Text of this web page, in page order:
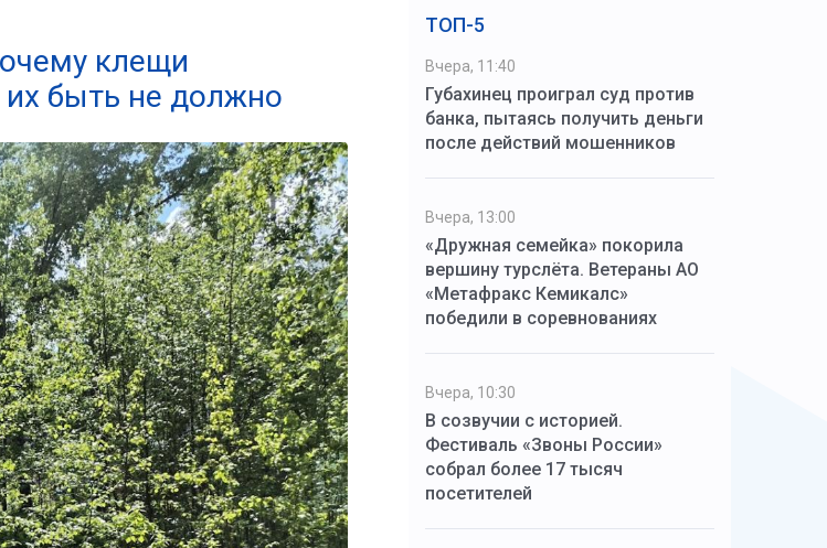
клещи
быть не должно
ТОП-5
Вчера, 11:40
Губахинец проиграл суд против
банка, пытаясь получить деньги
после действий мошенников
Вчера, 13:00
«Дружная семейка» покорила
вершину турслёта. Ветераны АО
«Метафракс Кемикалс»
победили в соревнованиях
Вчера, 10:30
В созвучии с историей.
Фестиваль «Звоны России»
собрал более 17 тысяч
посетителей